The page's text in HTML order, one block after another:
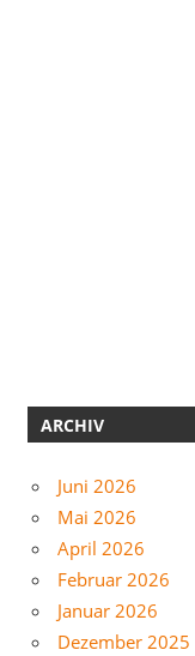
ARCHIV
Juni 2026
Mai 2026
April 2026
Februar 2026
Januar 2026
Dezember 2025